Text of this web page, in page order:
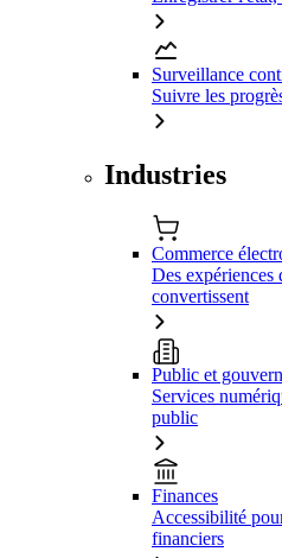
Surveillance
Suivre les
Industries
Commerce
Des expériences
convertissent
Public et
Services
public
Finances
Accessibilité
financiers